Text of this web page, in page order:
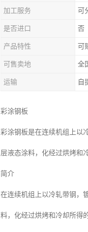
加工服务 可
是否进口 否
产品特性 可
可售卖地 全
运输 自
彩涂钢板
彩涂钢板是在连续机组上以
层液态涂料，化经过烘烤和
简介
在连续机组上以冷轧带钢，
料，化经过烘烤和冷却所得